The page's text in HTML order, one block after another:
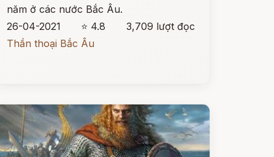
năm ở các nước Bắc Âu.
26-04-2021
⭐ 4.8
3,709 lượt đọc
Thần thoại Bắc Âu